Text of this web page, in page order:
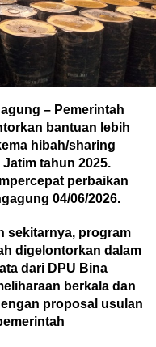
– Pemerintah
bantuan lebih
hibah/sharing
tahun 2025.
perbaikan
04/06/2026.
sekitarnya, program
digelontorkan dalam
dari DPU Bina
berkala dan
proposal usulan